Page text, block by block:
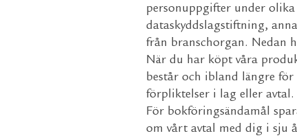
personuppgifter under
dataskyddslagstiftning,
från branschorgan. Nedan
När du har köpt våra
består och ibland längre
förpliktelser i lag eller avtal.
För bokföringsändamål
om vårt avtal med dig i sju